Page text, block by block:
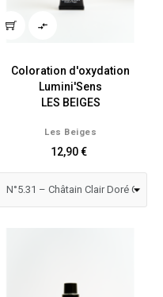

Coloration d'oxydation
Lumini'Sens
LES BEIGES
Les Beiges
12,90 €